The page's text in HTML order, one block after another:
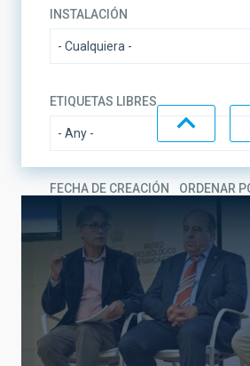
INSTALACIÓN
ETIQUETAS LIBRES
FECHA DE CREACIÓN ORDENAR